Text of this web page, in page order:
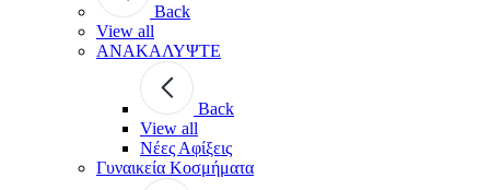
Back
View all
ΑΝΑΚΑΛΥΨΤΕ
Back
View all
Νέες Αφίξεις
Γυναικεία Κοσμήματα